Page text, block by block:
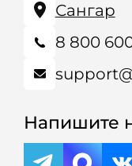
Сангар
8 800
Напишите